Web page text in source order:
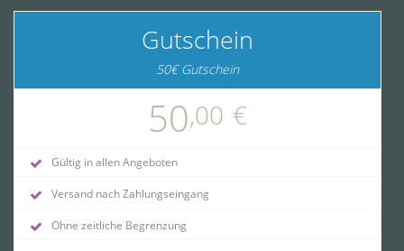
Gutschein
50€ Gutschein
50,00 €
Gültig in allen Angeboten
Versand nach Zahlungseingang
Ohne zeitliche Begrenzung